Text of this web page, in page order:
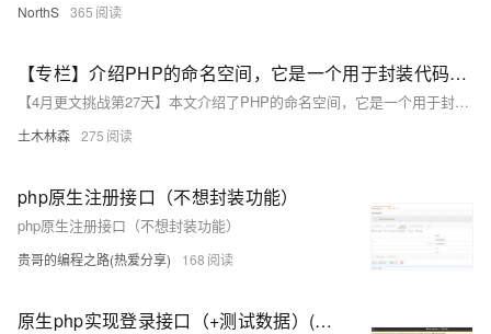
NorthS 365
【专栏】介绍PHP的命名空间，它是一个用于封装代码、避免名称冲突的机制
【4月更文挑战第27天】本文介绍了PHP的命名空间，它是一个用于封装代码、避免名称冲突的机制。命名空间的作用包括：防止大型项目中的命名冲突，提升代码可读性和可维护性，以及方便代码重用。文章详细阐述了如何定义、导入命名空间，使用完全限定名称以及设置命名空间别名。通过实例展示了命名空间在项目模块划分和第三方库如Laravel中的应用，强调了命名空间在组织和管理PHP代码中的关键作用。
土木林森 275
php原生注册接口（不想封装功能）
php原生注册接口（不想封装功能）
贵哥的编程之路(热爱分享) 168
原生php实现登录接口（+测试数据）(不加任何封装)